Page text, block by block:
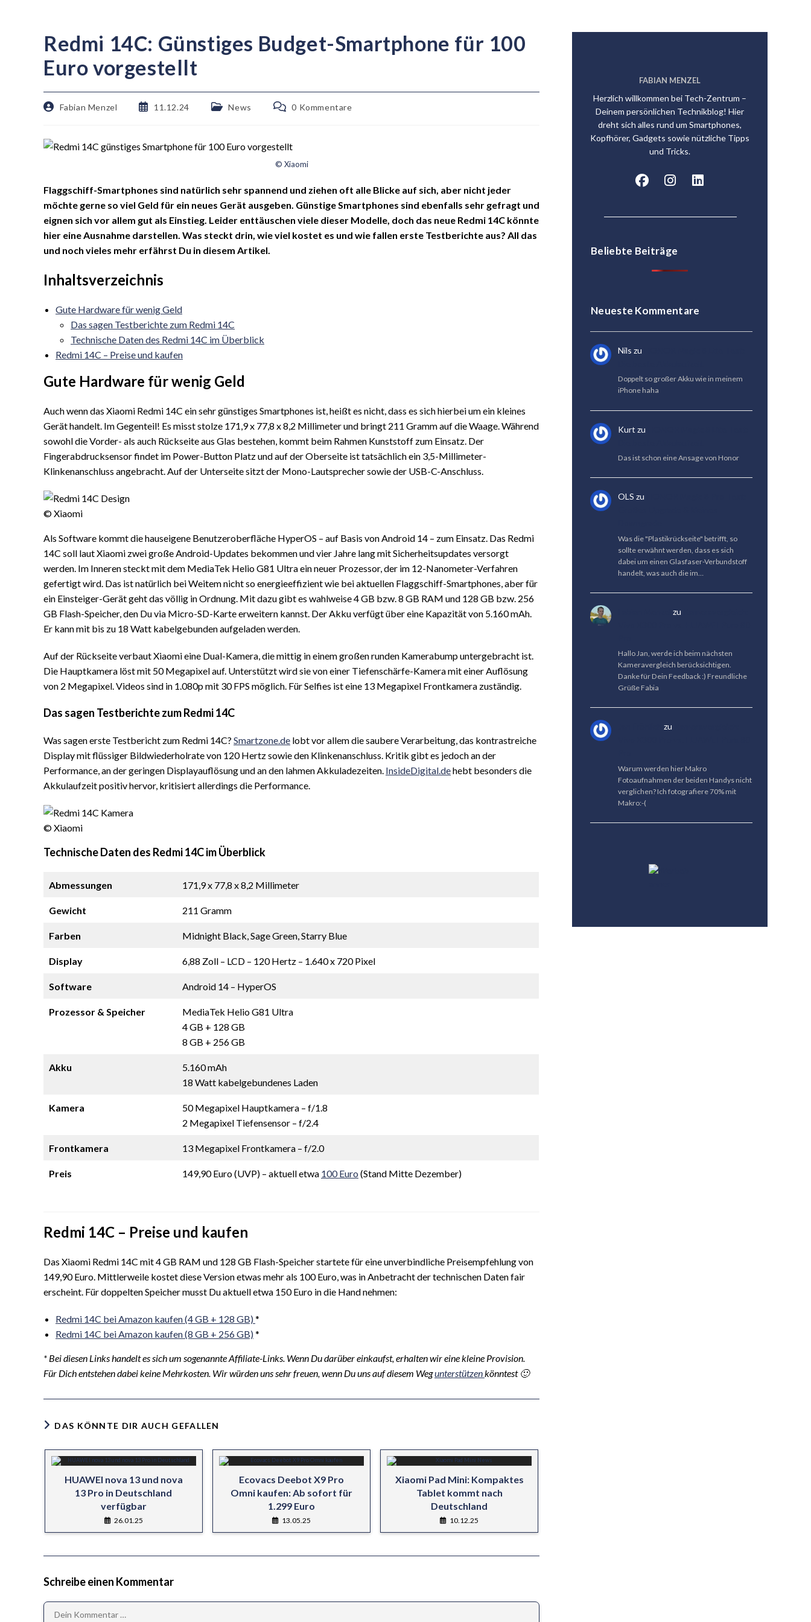
Redmi 14C: Günstiges Budget-Smartphone für 100
Euro vorgestellt
Fabian Menzel 11.12.24 News 0 Kommentare
© Xiaomi
Flaggschiff-Smartphones sind natürlich sehr spannend und ziehen oft alle Blicke auf sich, aber nicht jeder
möchte gerne so viel Geld für ein neues Gerät ausgeben. Günstige Smartphones sind ebenfalls sehr gefragt und
eignen sich vor allem gut als Einstieg. Leider enttäuschen viele dieser Modelle, doch das neue Redmi 14C könnte
hier eine Ausnahme darstellen. Was steckt drin, wie viel kostet es und wie fallen erste Testberichte aus? All das
und noch vieles mehr erfährst Du in diesem Artikel.
Inhaltsverzeichnis
Gute Hardware für wenig Geld
Das sagen Testberichte zum Redmi 14C
Technische Daten des Redmi 14C im Überblick
Redmi 14C – Preise und kaufen
Gute Hardware für wenig Geld
Auch wenn das Xiaomi Redmi 14C ein sehr günstiges Smartphones ist, heißt es nicht, dass es sich hierbei um ein kleines
Gerät handelt. Im Gegenteil! Es misst stolze 171,9 x 77,8 x 8,2 Millimeter und bringt 211 Gramm auf die Waage. Während
sowohl die Vorder- als auch Rückseite aus Glas bestehen, kommt beim Rahmen Kunststoff zum Einsatz. Der
Fingerabdrucksensor findet im Power-Button Platz und auf der Oberseite ist tatsächlich ein 3,5-Millimeter-
Klinkenanschluss angebracht. Auf der Unterseite sitzt der Mono-Lautsprecher sowie der USB-C-Anschluss.
© Xiaomi
Als Software kommt die hauseigene Benutzeroberfläche HyperOS – auf Basis von Android 14 – zum Einsatz. Das Redmi
14C soll laut Xiaomi zwei große Android-Updates bekommen und vier Jahre lang mit Sicherheitsupdates versorgt
werden. Im Inneren steckt mit dem MediaTek Helio G81 Ultra ein neuer Prozessor, der im 12-Nanometer-Verfahren
gefertigt wird. Das ist natürlich bei Weitem nicht so energieeffizient wie bei aktuellen Flaggschiff-Smartphones, aber für
ein Einsteiger-Gerät geht das völlig in Ordnung. Mit dazu gibt es wahlweise 4 GB bzw. 8 GB RAM und 128 GB bzw. 256
GB Flash-Speicher, den Du via Micro-SD-Karte erweitern kannst. Der Akku verfügt über eine Kapazität von 5.160 mAh.
Er kann mit bis zu 18 Watt kabelgebunden aufgeladen werden.
Auf der Rückseite verbaut Xiaomi eine Dual-Kamera, die mittig in einem großen runden Kamerabump untergebracht ist.
Die Hauptkamera löst mit 50 Megapixel auf. Unterstützt wird sie von einer Tiefenschärfe-Kamera mit einer Auflösung
von 2 Megapixel. Videos sind in 1.080p mit 30 FPS möglich. Für Selfies ist eine 13 Megapixel Frontkamera zuständig.
Das sagen Testberichte zum Redmi 14C
Was sagen erste Testbericht zum Redmi 14C? Smartzone.de lobt vor allem die saubere Verarbeitung, das kontrastreiche
Display mit flüssiger Bildwiederholrate von 120 Hertz sowie den Klinkenanschluss. Kritik gibt es jedoch an der
Performance, an der geringen Displayauflösung und an den lahmen Akkuladezeiten. InsideDigital.dehebt besonders die
Akkulaufzeit positiv hervor, kritisiert allerdings die Performance.
© Xiaomi
Technische Daten des Redmi 14C im Überblick
Abmessungen 171,9 x 77,8 x 8,2 Millimeter
Gewicht 211 Gramm
Farben Midnight Black, Sage Green, Starry Blue
Display 6,88 Zoll – LCD – 120 Hertz – 1.640 x 720 Pixel
Software Android 14 – HyperOS
Prozessor & Speicher
MediaTek Helio G81 Ultra
4 GB + 128 GB
8 GB + 256 GB
Akku
5.160 mAh
18 Watt kabelgebundenes Laden
Kamera
50 Megapixel Hauptkamera – f/1.8
2 Megapixel Tiefensensor – f/2.4
Frontkamera 13 Megapixel Frontkamera – f/2.0
Preis 149,90 Euro (UVP) – aktuell etwa 100 Euro (Stand Mitte Dezember)
Redmi 14C – Preise und kaufen
Das Xiaomi Redmi 14C mit 4 GB RAM und 128 GB Flash-Speicher startete für eine unverbindliche Preisempfehlung von
149,90 Euro. Mittlerweile kostet diese Version etwas mehr als 100 Euro, was in Anbetracht der technischen Daten fair
erscheint. Für doppelten Speicher musst Du aktuell etwa 150 Euro in die Hand nehmen:
Redmi 14C bei Amazon kaufen (4 GB + 128 GB)*
Redmi 14C bei Amazon kaufen (8 GB + 256 GB)*
* Bei diesen Links handelt es sich um sogenannte Affiliate-Links. Wenn Du darüber einkaufst, erhalten wir eine kleine Provision.
Für Dich entstehen dabei keine Mehrkosten. Wir würden uns sehr freuen, wenn Du uns auf diesem Wegunterstützenkönntest 🙂
DAS KÖNNTE DIR AUCH GEFALLEN
HUAWEI nova 13 und nova
13 Pro in Deutschland
verfügbar
26.01.25
Ecovacs Deebot X9 Pro
Omni kaufen: Ab sofort für
1.299 Euro
13.05.25
Xiaomi Pad Mini: Kompaktes
Tablet kommt nach
Deutschland
10.12.25
Schreibe einen Kommentar
FABIAN MENZEL
Herzlich willkommen bei Tech-Zentrum –
Deinem persönlichen Technikblog! Hier
dreht sich alles rund um Smartphones,
Kopfhörer, Gadgets sowie nützliche Tipps
und Tricks.
Beliebte Beiträge
Neueste Kommentare
Nils zu
Doppelt so großer Akku wie in meinem
iPhone haha
Kurt zu
Das ist schon eine Ansage von Honor
OLS zu
Was die "Plastikrückseite" betrifft, so
sollte erwähnt werden, dass es sich
dabei um einen Glasfaser-Verbundstoff
handelt, was auch die im…
zu
Hallo Jan, werde ich beim nächsten
Kameravergleich berücksichtigen.
Danke für Dein Feedback :) Freundliche
Grüße Fabia
zu
Warum werden hier Makro
Fotoaufnahmen der beiden Handys nicht
verglichen? Ich fotografiere 70% mit
Makro:-(